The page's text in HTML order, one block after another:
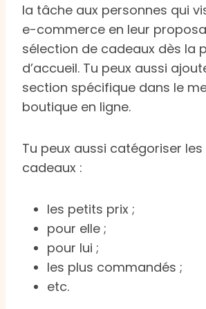
la tâche aux personnes qui
e-commerce en leur
sélection de cadeaux dès la
d’accueil. Tu peux aussi
section spécifique dans le
boutique en ligne.
Tu peux aussi catégoriser les
cadeaux :
les petits prix ;
pour elle ;
pour lui ;
les plus commandés ;
etc.